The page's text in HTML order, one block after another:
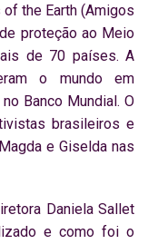
the Earth (Amigos
proteção ao Meio
de 70 países. A
o mundo em
Banco Mundial. O
brasileiros e
e Giselda nas
Daniela Sallet
e como foi o